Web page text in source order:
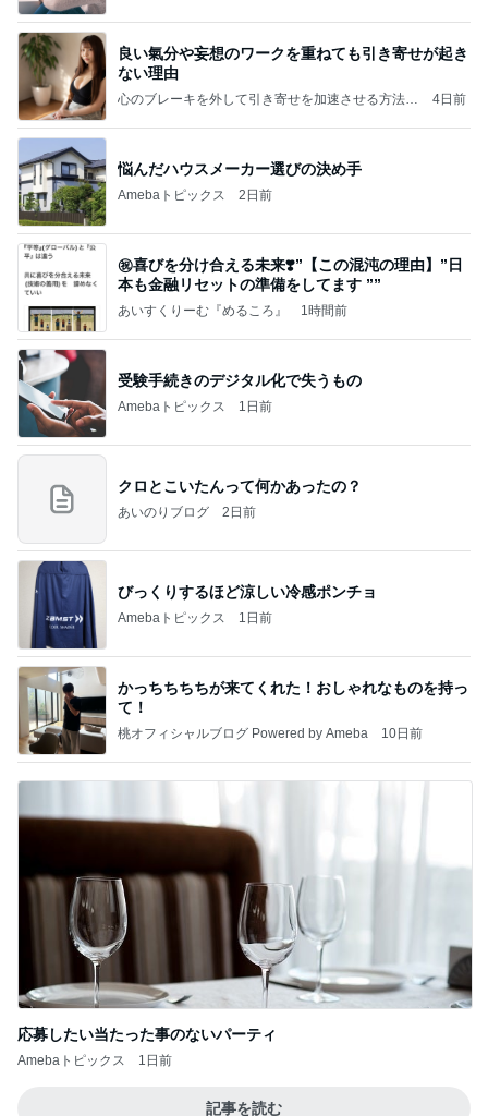
良い氣分や妄想のワークを重ねても引き寄せが起き
ない理由
心のブレーキを外して引き寄せを加速させる方法：
4日前
悩んだハウスメーカー選びの決め手
Amebaトピックス 2日前
㊗️喜びを分け合える未来❣️”【この混沌の理由】”⽇
本も⾦融リセットの準備をしてます ””
あいすくりーむ『めるころ』 1時間前
受験手続きのデジタル化で失うもの
Amebaトピックス 1日前
クロとこいたんって何かあったの？
あいのりブログ 2日前
びっくりするほど涼しい冷感ポンチョ
Amebaトピックス 1日前
かっちちちちが来てくれた！おしゃれなものを持っ
て！
桃オフィシャルブログ Powered by Ameba 10日前
応募したい当たった事のないパーティ
Amebaトピックス 1日前
記事を読む